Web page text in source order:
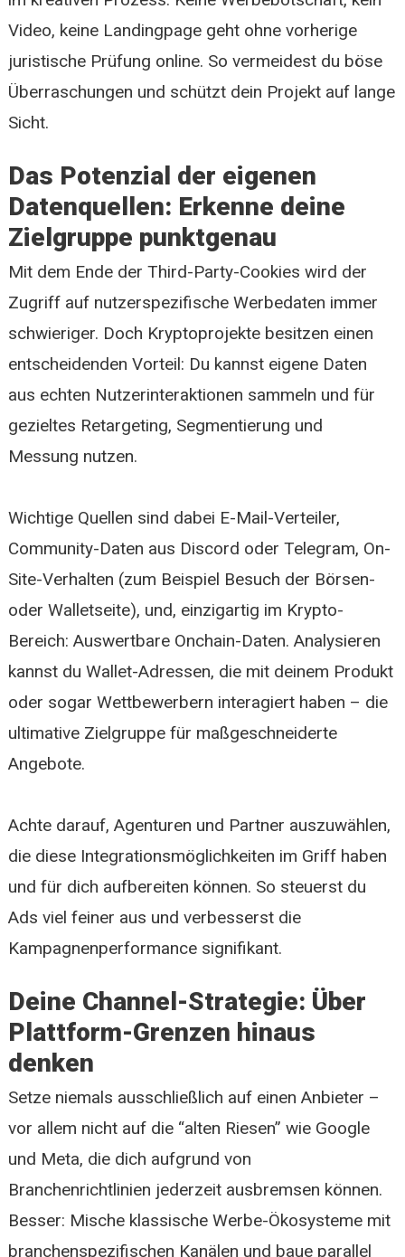
Video, keine Landingpage geht ohne vorherige
juristische Prüfung online. So vermeidest du böse
Überraschungen und schützt dein Projekt auf lange
Sicht.
Das Potenzial der eigenen
Datenquellen: Erkenne deine
Zielgruppe punktgenau
Mit dem Ende der Third-Party-Cookies wird der
Zugriff auf nutzerspezifische Werbedaten immer
schwieriger. Doch Kryptoprojekte besitzen einen
entscheidenden Vorteil: Du kannst eigene Daten
aus echten Nutzerinteraktionen sammeln und für
gezieltes Retargeting, Segmentierung und
Messung nutzen.
Wichtige Quellen sind dabei E-Mail-Verteiler,
Community-Daten aus Discord oder Telegram, On-
Site-Verhalten (zum Beispiel Besuch der Börsen-
oder Walletseite), und, einzigartig im Krypto-
Bereich: Auswertbare Onchain-Daten. Analysieren
kannst du Wallet-Adressen, die mit deinem Produkt
oder sogar Wettbewerbern interagiert haben – die
ultimative Zielgruppe für maßgeschneiderte
Angebote.
Achte darauf, Agenturen und Partner auszuwählen,
die diese Integrationsmöglichkeiten im Griff haben
und für dich aufbereiten können. So steuerst du
Ads viel feiner aus und verbesserst die
Kampagnenperformance signifikant.
Deine Channel-Strategie: Über
Plattform-Grenzen hinaus
denken
Setze niemals ausschließlich auf einen Anbieter –
vor allem nicht auf die “alten Riesen” wie Google
und Meta, die dich aufgrund von
Branchenrichtlinien jederzeit ausbremsen können.
Besser: Mische klassische Werbe-Ökosysteme mit
branchenspezifischen Kanälen und baue parallel